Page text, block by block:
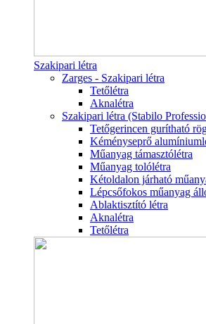
Szakipari létra
Zarges - Szakipari létra
Tetőlétra
Aknalétra
Szakipari létra (Stabilo
Tetőgerincen gurítható
Kéményseprő
Műanyag támasztólétra
Műanyag tolólétra
Kétoldalon járható
Lépcsőfokos műanyag
Ablaktisztító létra
Aknalétra
Tetőlétra